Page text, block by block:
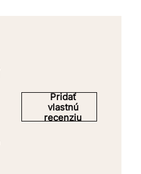
Pridať
vlastnú
recenziu